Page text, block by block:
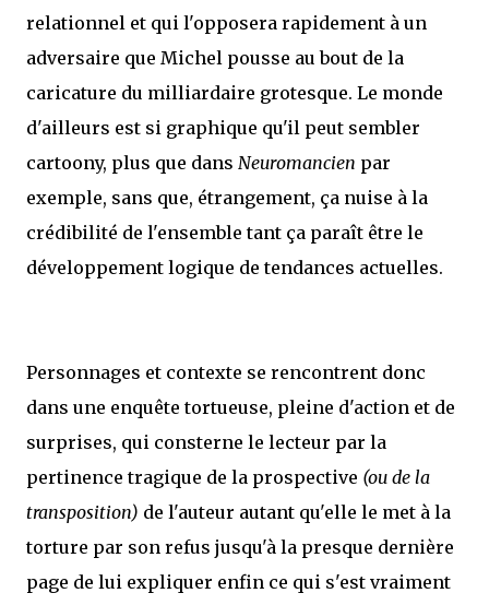
relationnel et qui l'opposera rapidement à un
adversaire que Michel pousse au bout de la
caricature du milliardaire grotesque. Le monde
d'ailleurs est si graphique qu'il peut sembler
cartoony, plus que dans Neuromancien par
exemple, sans que, étrangement, ça nuise à la
crédibilité de l'ensemble tant ça paraît être le
développement logique de tendances actuelles.
Personnages et contexte se rencontrent donc
dans une enquête tortueuse, pleine d'action et de
surprises, qui consterne le lecteur par la
pertinence tragique de la prospective (ou de la
transposition) de l'auteur autant qu'elle le met à la
torture par son refus jusqu'à la presque dernière
page de lui expliquer enfin ce qui s'est vraiment